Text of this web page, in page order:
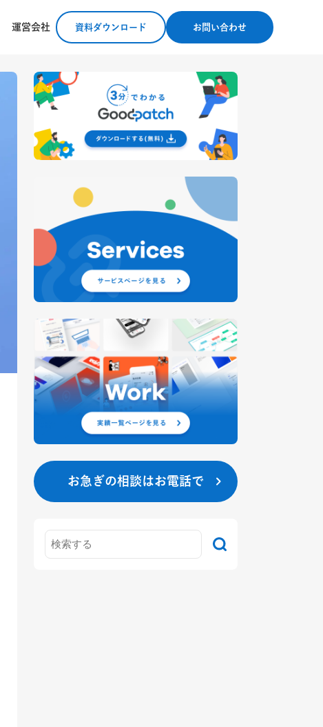
運営会社 資料ダウンロード お問い合わせ
お急ぎの相談はお電話で